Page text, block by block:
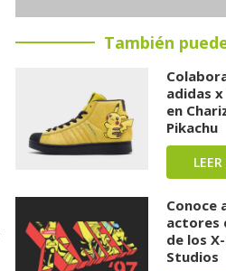
También
adidas
en
Pikachu
Conoce
actores
de los
Studios